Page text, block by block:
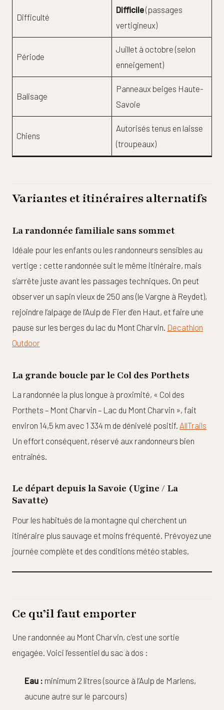
Difficulté
Difficile(passages
vertigineux)
Période
Juillet à octobre (selon
enneigement)
Balisage
Panneaux beiges Haute-
Savoie
Chiens
Autorisés tenus en laisse
(troupeaux)
Variantes et itinéraires alternatifs
La randonnée familiale sans sommet
Idéale pour les enfants ou les randonneurs sensibles au
vertige : cette randonnée suit le même itinéraire, mais
s’arrête juste avant les passages techniques. On peut
observer un sapin vieux de 250 ans (le Vargne à Reydet),
rejoindre l’alpage de l’Aulp de Fier d’en Haut, et faire une
pause sur les berges du lac du Mont Charvin. Decathlon
Outdoor
La grande boucle par le Col des Porthets
La randonnée la plus longue à proximité, « Col des
Porthets – Mont Charvin – Lac du Mont Charvin », fait
environ 14,5 km avec 1 334 m de dénivelé positif. AllTrails
Un effort conséquent, réservé aux randonneurs bien
entraînés.
Le départ depuis la Savoie (Ugine / La
Savatte)
Pour les habitués de la montagne qui cherchent un
itinéraire plus sauvage et moins fréquenté. Prévoyez une
journée complète et des conditions météo stables.
Ce qu’il faut emporter
Une randonnée au Mont Charvin, c’est une sortie
engagée. Voici l’essentiel du sac à dos :
Eau : minimum 2 litres (source à l’Aulp de Marlens,
aucune autre sur le parcours)